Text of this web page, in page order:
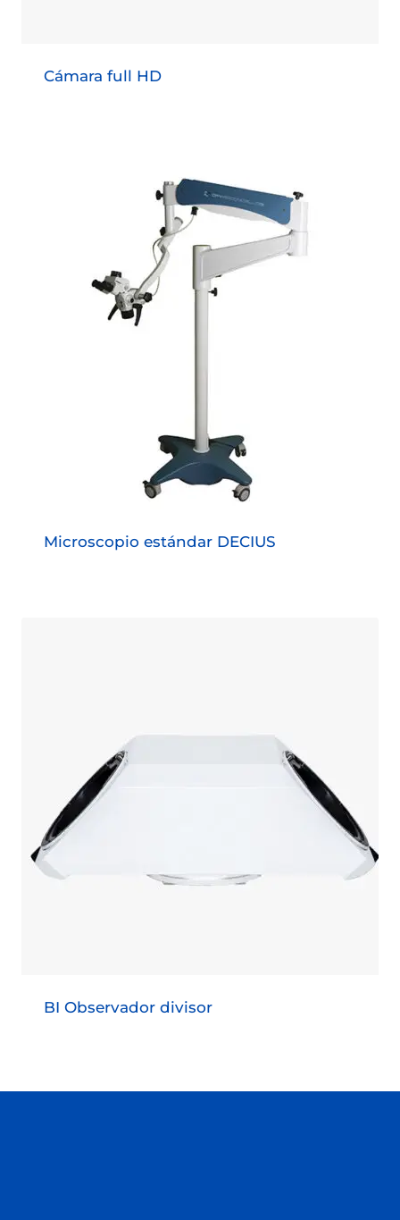
Cámara full HD
Microscopio estándar DECIUS
BI Observador divisor